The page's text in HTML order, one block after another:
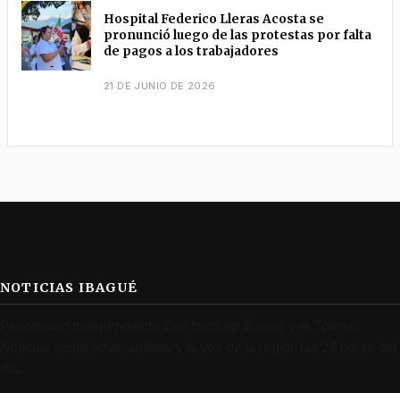
Hospital Federico Lleras Acosta se
pronunció luego de las protestas por falta
de pagos a los trabajadores
21 DE JUNIO DE 2026
NOTICIAS IBAGUÉ